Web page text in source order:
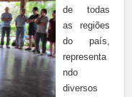
de todas
as regiões
do país,
representa
ndo
diversos